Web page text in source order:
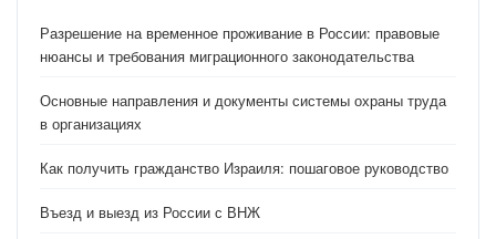
Разрешение на временное проживание в России: правовые
нюансы и требования миграционного законодательства
Основные направления и документы системы охраны труда
в организациях
Как получить гражданство Израиля: пошаговое руководство
Въезд и выезд из России с ВНЖ